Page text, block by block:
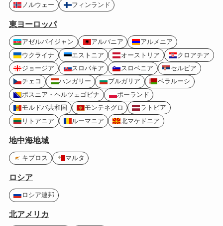
ノルウェー
フィンランド
東ヨーロッパ
アゼルバイジャン アルバニア
アルメニア
ウクライナ
エストニア オーストリア
クロアチア
ジョージア
スロバキア スロベニア
セルビア
チェコ
ハンガリー ブルガリア
ベラルーシ
ボスニア・ヘルツェゴビナ
ポーランド
モルドバ共和国
モンテネグロ
ラトビア
リトアニア
ルーマニア 北マケドニア
地中海地域
キプロス マルタ
ロシア
ロシア連邦
北アメリカ